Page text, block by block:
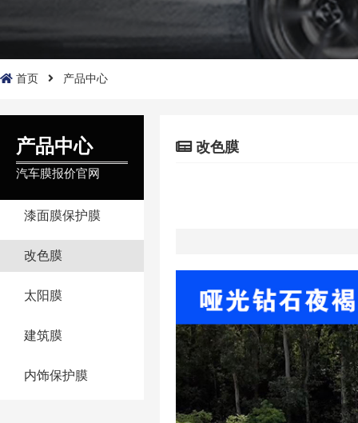
首页 产品中心
产品中心
汽车膜报价官网
漆面膜保护膜
改色膜
太阳膜
建筑膜
内饰保护膜
改色膜